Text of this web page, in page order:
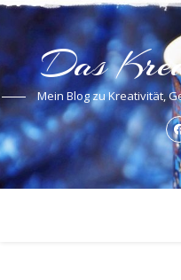
Das
Mein Blog zu Kreativität,